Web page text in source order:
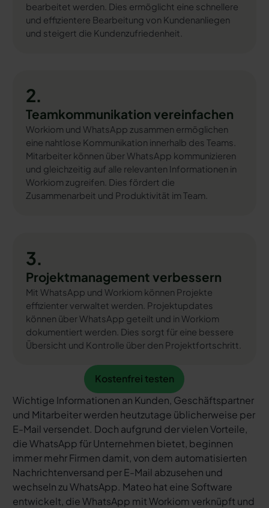
bearbeitet werden. Dies ermöglicht eine schnellere
und effizientere Bearbeitung von Kundenanliegen
und steigert die Kundenzufriedenheit.
2.
Teamkommunikation vereinfachen
Workiom und WhatsApp zusammen ermöglichen
eine nahtlose Kommunikation innerhalb des Teams.
Mitarbeiter können über WhatsApp kommunizieren
und gleichzeitig auf alle relevanten Informationen in
Workiom zugreifen. Dies fördert die
Zusammenarbeit und Produktivität im Team.
3.
Projektmanagement verbessern
Mit WhatsApp und Workiom können Projekte
effizienter verwaltet werden. Projektupdates
können über WhatsApp geteilt und in Workiom
dokumentiert werden. Dies sorgt für eine bessere
Übersicht und Kontrolle über den Projektfortschritt.
Kostenfrei testen
Kostenfrei testen
Wichtige Informationen an Kunden, Geschäftspartner
und Mitarbeiter werden heutzutage üblicherweise per
E-Mail versendet. Doch aufgrund der vielen Vorteile,
die WhatsApp für Unternehmen bietet, beginnen
immer mehr Firmen damit, von dem automatisierten
Nachrichtenversand per E-Mail abzusehen und
wechseln zu WhatsApp. Mateo hat eine Software
entwickelt, die WhatsApp mit Workiom verknüpft und